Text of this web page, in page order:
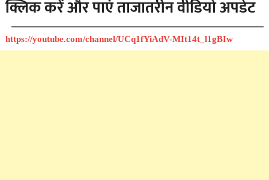
क्लिक करें और पाएं ताजातरीन वीडियो अपडेट
https://youtube.com/channel/UCq1fYiAdV-MIt14t_l1gBIw